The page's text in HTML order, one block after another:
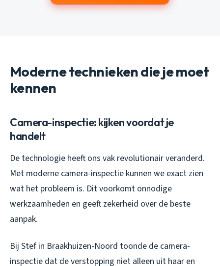
Moderne technieken die je moet
kennen
Camera-inspectie: kijken voordat je
handelt
De technologie heeft ons vak revolutionair veranderd.
Met moderne camera-inspectie kunnen we exact zien
wat het probleem is. Dit voorkomt onnodige
werkzaamheden en geeft zekerheid over de beste
aanpak.
Bij Stef in Braakhuizen-Noord toonde de camera-
inspectie dat de verstopping niet alleen uit haar en